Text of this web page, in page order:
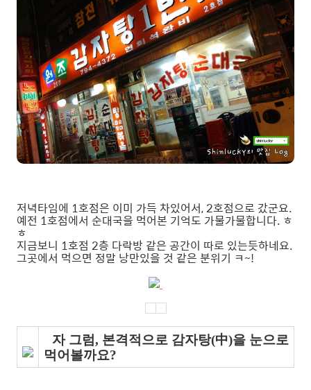
저녁타임에 1호점은 이미 가득 차있어서, 2호점으로 갔군요.
예전 1호점에서 순대국을 먹어본 기억도 가물가물합니다. ㅎ
ㅎ
지금보니 1호점 2층 다락방 같은 공간이 따로 있는듯하네요.
그곳에서 먹으면 정말 낭만있을 것 같은 분위기 ㅋ~!
자 그럼, 본격적으로 감자탕(中)을 눈으로
먹어볼까요?